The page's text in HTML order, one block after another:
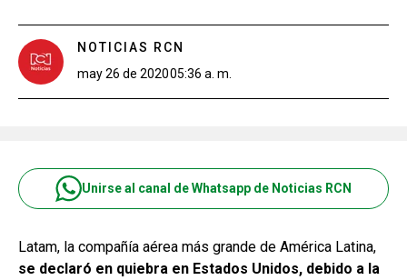
NOTICIAS RCN
may 26 de 202005:36 a. m.
Unirse al canal de Whatsapp de Noticias RCN
Latam, la compañía aérea más grande de América Latina,
se declaró en quiebra en Estados Unidos, debido a la